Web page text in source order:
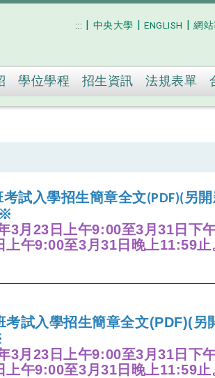
::: | 中央大學 | ENGLISH | 網
跳到主要內容
學位學程 招生資訊 法規表單
考試入學招生簡章全文(PDF)( 另
※
3月23日上午9:00至3月31日下
上午9:00至3月31日晚上11:59止
考試入學招生簡章全文(PDF)(另
3月23日上午9:00至3月31日下
上午9:00至3月31日晚上11:59止